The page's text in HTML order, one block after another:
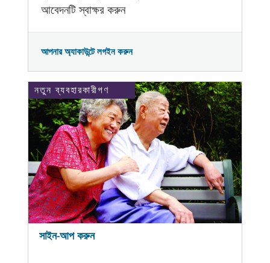
আবেদনটি স্বাক্ষর করুন
আপনার অ্যাকাউন্টে লগইন করুন
নতুন ব্যবহারকারীগণ
সাইন-আপ করুন